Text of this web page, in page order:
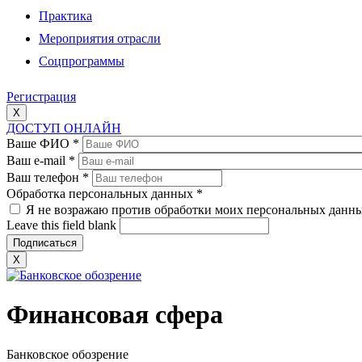
Практика
Мероприятия отрасли
Соцпрограммы
Регистрация
X
ДОСТУП ОНЛАЙН
Ваше ФИО *
Ваш e-mail *
Ваш телефон *
Обработка персональных данных *
Я не возражаю против обработки моих персональных
Leave this field blank
X
Финансовая сфера
Банковское обозрение